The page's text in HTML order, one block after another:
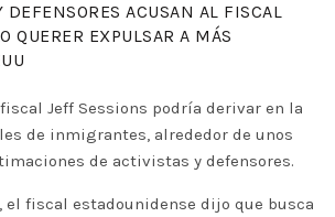
DEFENSORES ACUSAN AL FISCAL
QUERER EXPULSAR A MÁS
Jeff Sessions podría derivar en la
de inmigrantes, alrededor de unos
de activistas y defensores.
el fiscal estadounidense dijo que busca